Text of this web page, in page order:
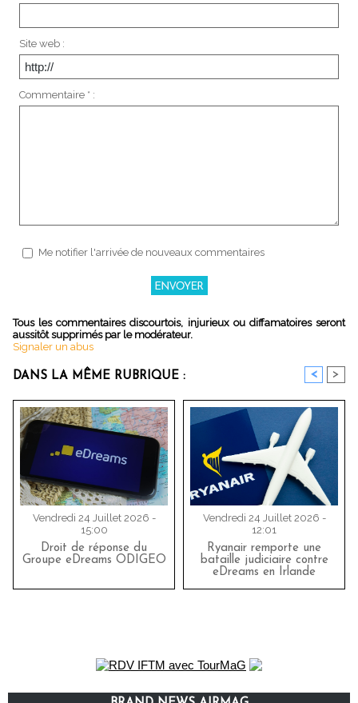
Site web :
Commentaire * :
Me notifier l'arrivée de nouveaux commentaires
Tous les commentaires discourtois, injurieux ou diffamatoires seront
aussitôt supprimés par le modérateur.
Signaler un abus
DANS LA MÊME RUBRIQUE : < >
Vendredi 24 Juillet 2026 -
15:00
Droit de réponse du
Groupe eDreams ODIGEO
Vendredi 24 Juillet 2026 -
12:01
Ryanair remporte une
bataille judiciaire contre
eDreams en Irlande